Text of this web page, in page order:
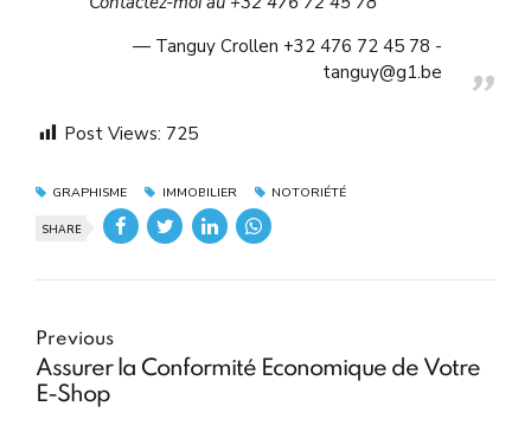
Tanguy Crollen +32 476 72 45 78 -
tanguy@g1.be
Post Views: 725
GRAPHISME IMMOBILIER NOTORIÉTÉ
SHARE
Previous
Assurer la Conformité Économique de Votre
E-Shop